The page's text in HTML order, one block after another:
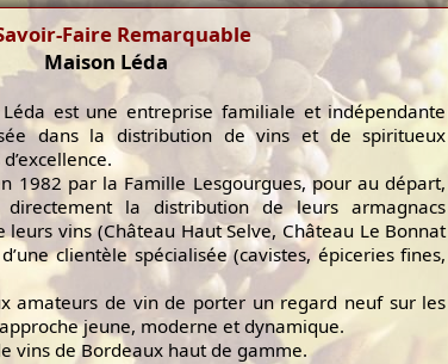
Faire Remarquable
Maison Léda
est une entreprise familiale et indépendante
dans la distribution de vins et de spiritueux
1982 par la Famille Lesgourgues, pour au départ,
directement la distribution de leurs armagnacs
vins (Château Haut Selve, Château Le Bonnat
clientèle spécialisée (cavistes, épiceries fines,
amateurs de vin de porter un regard neuf sur les
jeune, moderne et dynamique.
vins de Bordeaux haut de gamme.